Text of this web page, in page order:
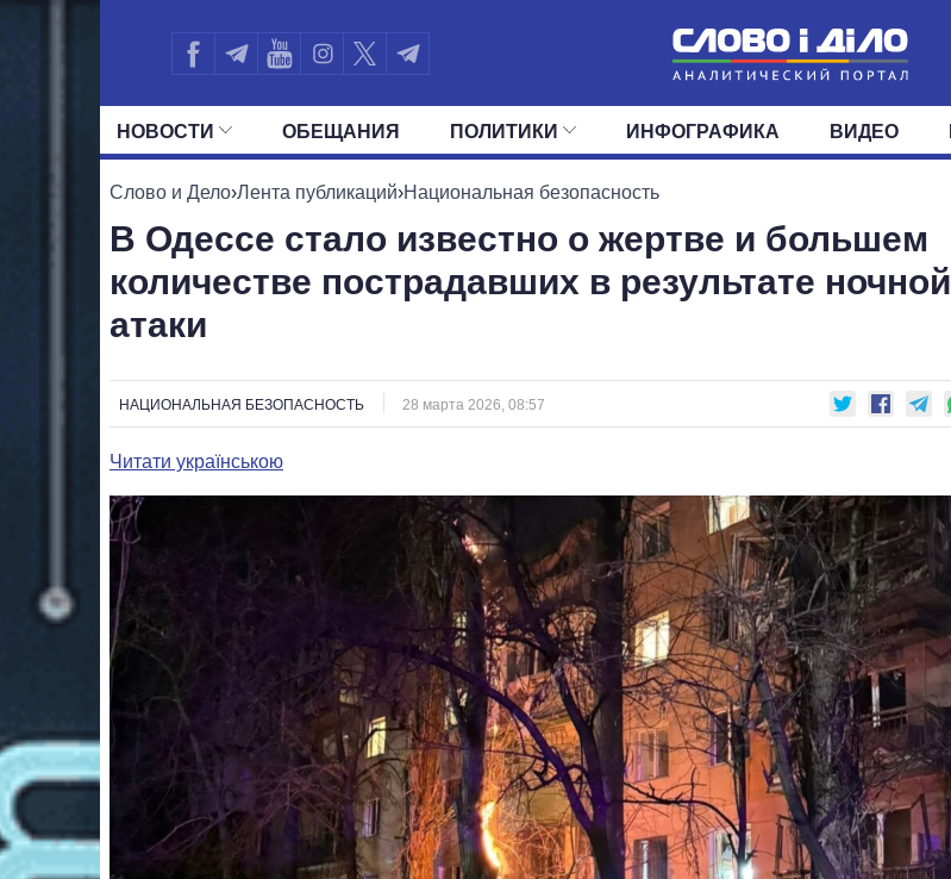
НОВОСТИ
ЛЕНТА СОБЫТИЯ
ПОЛИТИКА ЭКОНОМИКА ОБЩЕСТВО
ОБЕЩАНИЯ ПОЛИТИКИ
ВСЕ ПОЛИТИКИ ПРЕЗИДЕНТ И ОФИС ВЕРХОВНАЯ РАДА
ДЕПУТАТЫ КОМИТЕТЫ ФРАКЦИИ
ИНФОГРАФИКА ВИДЕО
Слово и Дело›Лента публикаций›Национальная безопасность
В Одессе стало известно о жертве и большем
количестве пострадавших в результате ночной
атаки
НАЦИОНАЛЬНАЯ БЕЗОПАСНОСТЬ 28 марта 2026, 08:57
Читати українською